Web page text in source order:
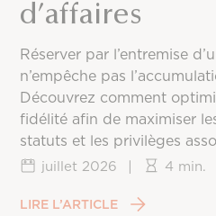
d’affaires
Réserver par l’entremise
n’empêche pas
Découvrez comment
fidélité afin de maximiser
statuts et les privilèges
d’affaires.
juillet 2026 | 4 min.
LIRE L’ARTICLE